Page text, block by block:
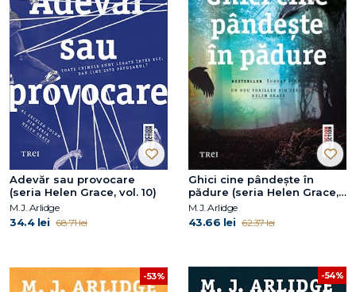
Adevăr sau provocare
(seria Helen Grace, vol. 10)
M.J. Arlidge
34.4 lei 68.71 lei
Ghici cine pândește în
pădure (seria Helen Grace,
vol. 8)
M.J. Arlidge
43.66 lei 62.37 lei
-53% -54%